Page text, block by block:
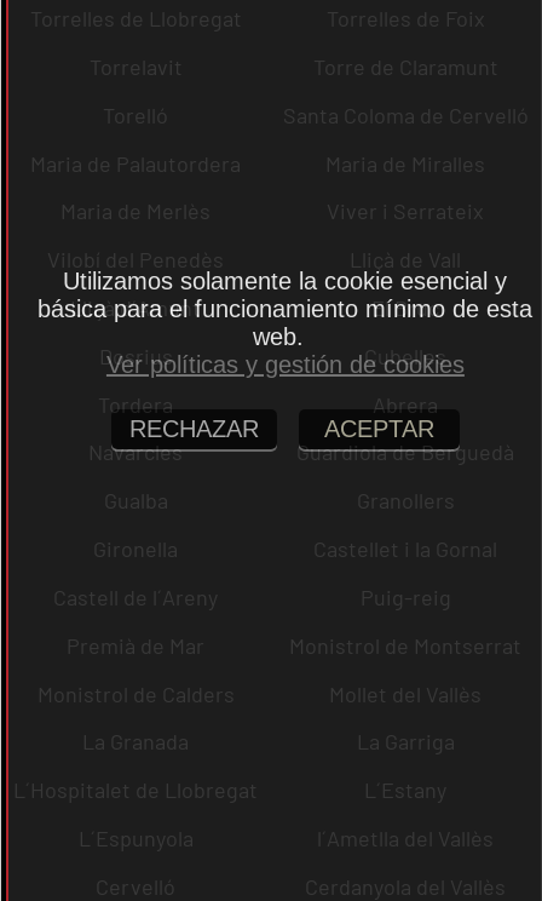
Torrelles de Llobregat
Torrelles de Foix
Torrelavit
Torre de Claramunt
Torelló
Santa Coloma de Cervelló
Maria de Palautordera
Maria de Miralles
Maria de Merlès
Viver i Serrateix
Vilobí del Penedès
Lliçà de Vall
Lliçà d´Amunt
El Bruc
Dosrius
Cubelles
Tordera
Abrera
Navarcles
Guardiola de Berguedà
Gualba
Granollers
Gironella
Castellet i la Gornal
Castell de l´Areny
Puig-reig
Premià de Mar
Monistrol de Montserrat
Monistrol de Calders
Mollet del Vallès
La Granada
La Garriga
L´Hospitalet de Llobregat
L´Estany
L´Espunyola
l´Ametlla del Vallès
Cervelló
Cerdanyola del Vallès
Utilizamos solamente la cookie esencial y
básica para el funcionamiento mínimo de esta
web.
Ver políticas y gestión de cookies
RECHAZAR ACEPTAR